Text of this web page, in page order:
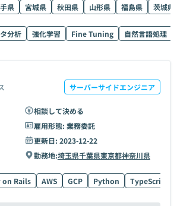
県 宮城県 秋田県 山形県 福島県
茨城県
分析 強化学習 Fine Tuning 自然言語処理
サーバーサイドエンジニア
相談して決める
雇用形態: 業務委託
更新日: 2023-12-22
勤務地:埼玉県千葉県東京都神奈川県
on Rails AWS GCP Python TypeScript